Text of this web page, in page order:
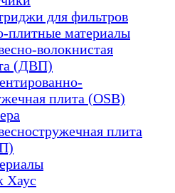
для фильтров
плитные материалы
волокнистая
(ДВП)
плита (OSB)
плита
Хаус